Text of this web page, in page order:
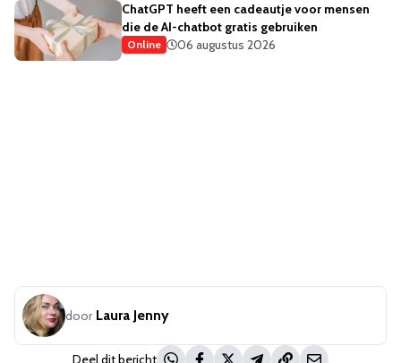
ChatGPT heeft een cadeautje voor mensen
die de AI-chatbot gratis gebruiken
Online 06 augustus 2026
door Laura Jenny
Deel dit bericht